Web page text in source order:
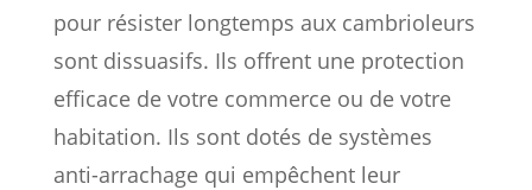
pour résister longtemps aux cambrioleurs
sont dissuasifs. Ils offrent une protection
efficace de votre commerce ou de votre
habitation. Ils sont dotés de systèmes
anti-arrachage qui empêchent leur